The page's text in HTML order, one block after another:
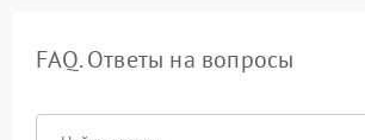
FAQ. Ответы на вопросы